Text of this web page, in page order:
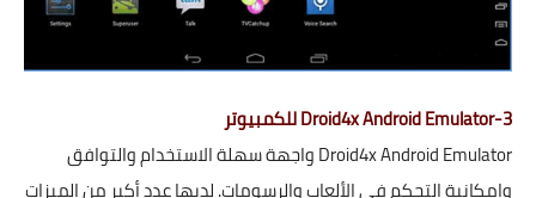
3-Droid4x Android Emulator للكمبيوتر
Droid4x Android Emulator واجهة سهلة الاستخدام والتوافق
وإمكانية التحكم في الألعاب والرسومات. لديها عدد أكبر من الميزات